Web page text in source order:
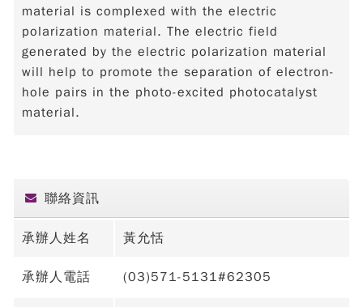
material is complexed with the electric
polarization material. The electric field
generated by the electric polarization material
will help to promote the separation of electron-
hole pairs in the photo-excited photocatalyst
material.
聯絡資訊
承辦人姓名 黃允恬
承辦人電話 (03)571-5131#62305